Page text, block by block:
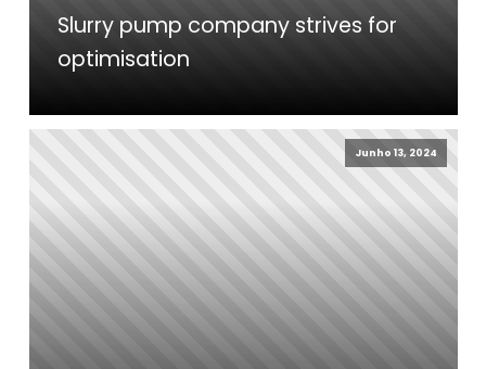
Slurry pump company strives for
optimisation
Junho 13, 2024